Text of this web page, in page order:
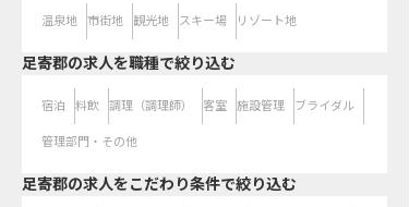
温泉地 市街地 観光地 スキー場 リゾート地
足寄郡の求人を職種で絞り込む
宿泊 料飲 調理（調理師） 客室 施設管理 ブライダル
管理部門・その他
足寄郡の求人をこだわり条件で絞り込む